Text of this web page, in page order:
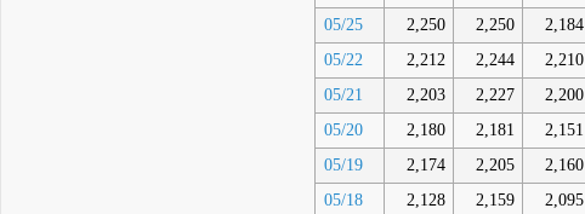
05/25
2,250 2,250 2,184
05/22
2,212 2,244 2,210
05/21
2,203 2,227 2,200
05/20
2,180 2,181 2,151
05/19
2,174 2,205 2,160
05/18
2,128 2,159 2,095